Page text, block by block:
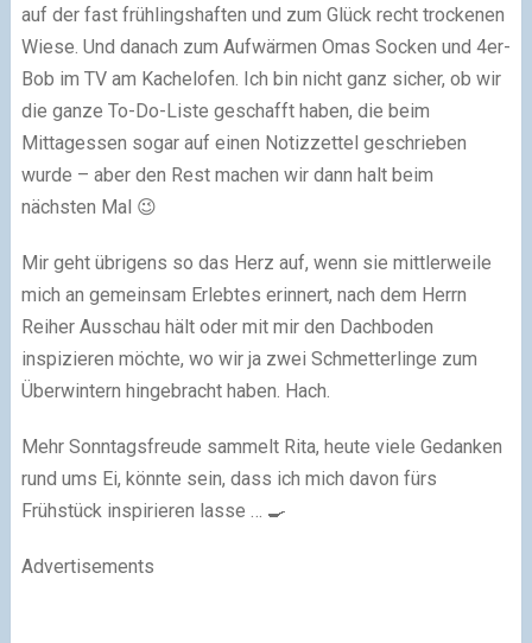
auf der fast frühlingshaften und zum Glück recht trockenen
Wiese. Und danach zum Aufwärmen Omas Socken und 4er-
Bob im TV am Kachelofen. Ich bin nicht ganz sicher, ob wir
die ganze To-Do-Liste geschafft haben, die beim
Mittagessen sogar auf einen Notizzettel geschrieben
wurde – aber den Rest machen wir dann halt beim
nächsten Mal 😉
Mir geht übrigens so das Herz auf, wenn sie mittlerweile
mich an gemeinsam Erlebtes erinnert, nach dem Herrn
Reiher Ausschau hält oder mit mir den Dachboden
inspizieren möchte, wo wir ja zwei Schmetterlinge zum
Überwintern hingebracht haben. Hach.
Mehr Sonntagsfreude sammelt Rita, heute viele Gedanken
rund ums Ei, könnte sein, dass ich mich davon fürs
Frühstück inspirieren lasse … 🍳
Advertisements